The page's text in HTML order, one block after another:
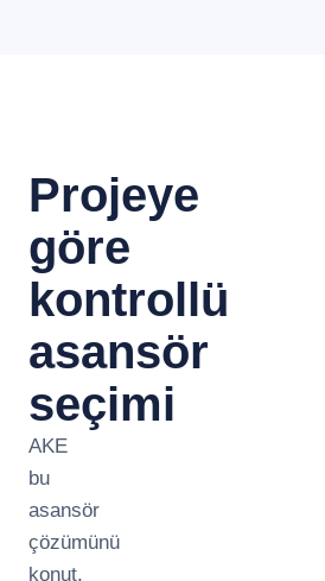
Projeye
göre
kontrollü
asansör
seçimi
AKE
bu
asansör
çözümünü
konut,